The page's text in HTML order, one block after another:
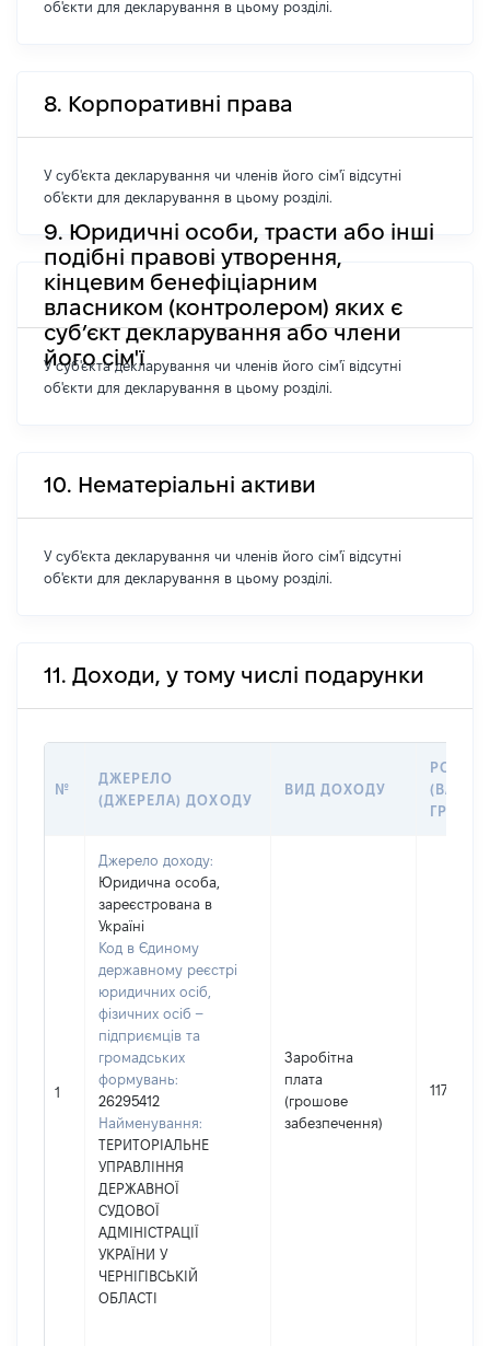
об'єкти для декларування в цьому розділі.
8. Корпоративні права
У суб'єкта декларування чи членів його сім'ї відсутні
об'єкти для декларування в цьому розділі.
9. Юридичні особи, трасти або інші
подібні правові утворення,
кінцевим бенефіціарним
власником (контролером) яких є
суб’єкт декларування або члени
його сім'ї
У суб'єкта декларування чи членів його сім'ї відсутні
об'єкти для декларування в цьому розділі.
10. Нематеріальні активи
У суб'єкта декларування чи членів його сім'ї відсутні
об'єкти для декларування в цьому розділі.
11. Доходи, у тому числі подарунки
№
ДЖЕРЕЛО
(ДЖЕРЕЛА) ДОХОДУ
ВИД ДОХОДУ
РОЗМІР
ГРН
1
Джерело доходу:
Юридична особа,
зареєстрована в
Україні
Код в Єдиному
державному реєстрі
юридичних осіб,
фізичних осіб –
підприємців та
громадських
формувань:
26295412
Найменування:
ТЕРИТОРІАЛЬНЕ
УПРАВЛІННЯ
ДЕРЖАВНОЇ
СУДОВОЇ
АДМІНІСТРАЦІЇ
УКРАЇНИ У
ЧЕРНІГІВСЬКІЙ
ОБЛАСТІ
Заробітна
плата
(грошове
забезпечення)
1174240